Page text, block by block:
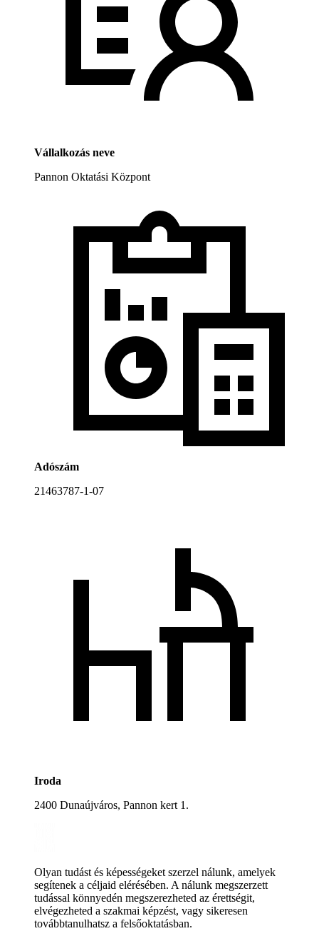
Vállalkozás neve
Pannon Oktatási Központ
Adószám
21463787-1-07
Iroda
2400 Dunaújváros, Pannon kert 1.
Olyan tudást és képességeket szerzel nálunk, amelyek
segítenek a céljaid elérésében. A nálunk megszerzett
tudással könnyedén megszerezheted az érettségit,
elvégezheted a szakmai képzést, vagy sikeresen
továbbtanulhatsz a felsőoktatásban.